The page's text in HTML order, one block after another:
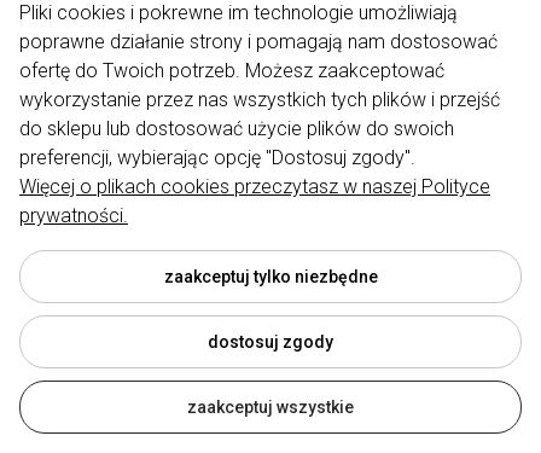
« 11 ... 35
»
Newsletter
Podaj swój adres e-mail, jeżeli chcesz
otrzymywać informacje o nowościach i
promocjach.
Pliki cookies i pokrewne im technologie umożliwiają
poprawne działanie strony i pomagają nam dostosować
ofertę do Twoich potrzeb. Możesz zaakceptować
wykorzystanie przez nas wszystkich tych plików i przejść
do sklepu lub dostosować użycie plików do swoich
preferencji, wybierając opcję "Dostosuj zgody".
Więcej o plikach cookies przeczytasz w naszej Polityce
prywatności.
zaakceptuj tylko niezbędne
dostosuj zgody
zaakceptuj wszystkie